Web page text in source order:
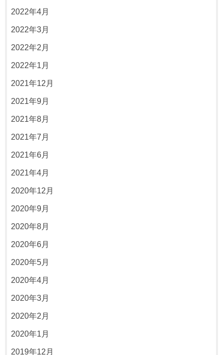
2022年4月
2022年3月
2022年2月
2022年1月
2021年12月
2021年9月
2021年8月
2021年7月
2021年6月
2021年4月
2020年12月
2020年9月
2020年8月
2020年6月
2020年5月
2020年4月
2020年3月
2020年2月
2020年1月
2019年12月